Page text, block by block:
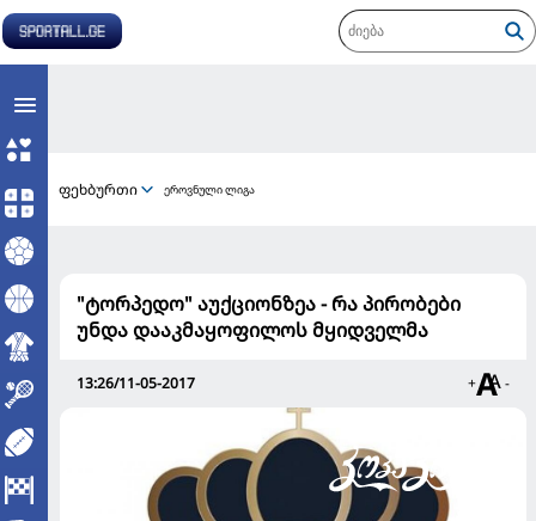
ფეხბურთი ეროვნული ლიგა
"ტორპედო" აუქციონზეა - რა პირობები
უნდა დააკმაყოფილოს მყიდველმა
13:26/11-05-2017 + -